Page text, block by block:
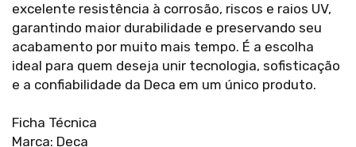
excelente resistência à corrosão, riscos e raios UV,
garantindo maior durabilidade e preservando seu
acabamento por muito mais tempo. É a escolha
ideal para quem deseja unir tecnologia, sofisticação
e a confiabilidade da Deca em um único produto.
Ficha Técnica
Marca: Deca